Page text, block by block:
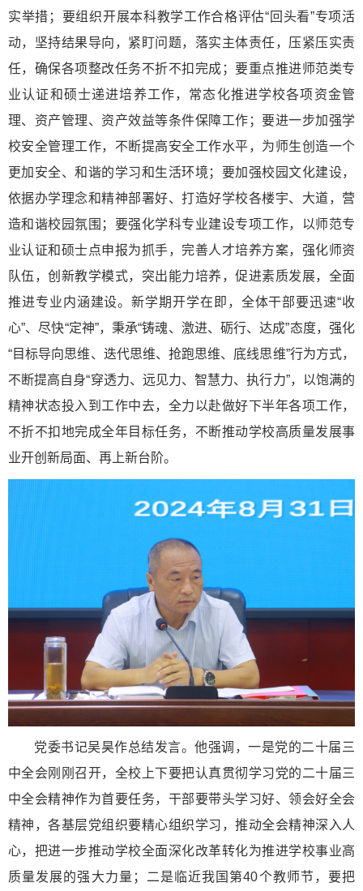
实举措；要组织开展本科教学工作合格评估“回头看”专项活
动，坚持结果导向，紧盯问题，落实主体责任，压紧压实责
任，确保各项整改任务不折不扣完成；要重点推进师范类专
业认证和硕士递进培养工作，常态化推进学校各项资金管
理、资产管理、资产效益等条件保障工作；要进一步加强学
校安全管理工作，不断提高安全工作水平，为师生创造一个
更加安全、和谐的学习和生活环境；要加强校园文化建设，
依据办学理念和精神部署好、打造好学校各楼宇、大道，营
造和谐校园氛围；要强化学科专业建设专项工作，以师范专
业认证和硕士点申报为抓手，完善人才培养方案，强化师资
队伍，创新教学模式，突出能力培养，促进素质发展，全面
推进专业内涵建设。新学期开学在即，全体干部要迅速“收
心”、尽快“定神”，秉承“铸魂、激进、砺行、达成”态度，强化
“目标导向思维、迭代思维、抢跑思维、底线思维”行为方式，
不断提高自身“穿透力、远见力、智慧力、执行力”，以饱满的
精神状态投入到工作中去，全力以赴做好下半年各项工作，
不折不扣地完成全年目标任务，不断推动学校高质量发展事
业开创新局面、再上新台阶。
党委书记吴昊作总结发言。他强调，一是党的二十届三
中全会刚刚召开，全校上下要把认真贯彻学习党的二十届三
中全会精神作为首要任务，干部要带头学习好、领会好全会
精神，各基层党组织要精心组织学习，推动全会精神深入人
心，把进一步推动学校全面深化改革转化为推进学校事业高
质量发展的强大力量；二是临近我国第40个教师节，要把